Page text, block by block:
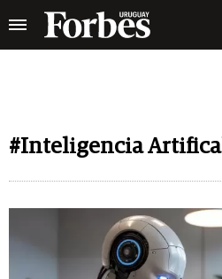
#Inteligencia